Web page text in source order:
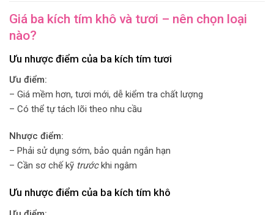
Giá ba kích tím khô và tươi – nên chọn loại
nào?
Ưu nhược điểm của ba kích tím tươi
Ưu điểm:
– Giá mềm hơn, tươi mới, dễ kiểm tra chất lượng
– Có thể tự tách lõi theo nhu cầu
Nhược điểm:
– Phải sử dụng sớm, bảo quản ngắn hạn
– Cần sơ chế kỹ trướckhi ngâm
Ưu nhược điểm của ba kích tím khô